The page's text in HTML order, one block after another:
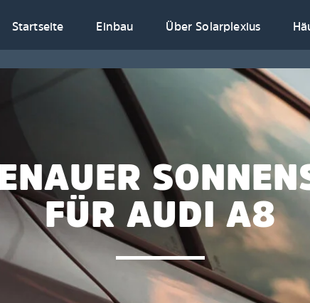
Startseite
Einbau Über Solarplexius
FÜR AUDI A8